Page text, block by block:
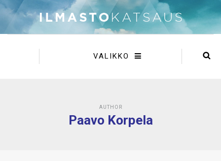
VALIKKO
AUTHOR
Paavo Korpela